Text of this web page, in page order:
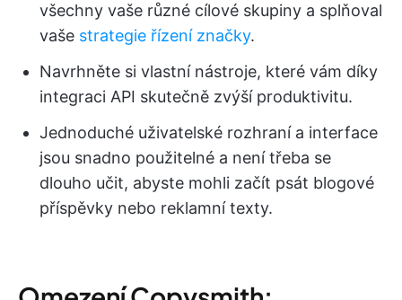
všechny vaše různé cílové skupiny a splňoval
vaše strategie řízení značky.
Navrhněte si vlastní nástroje, které vám díky
integraci API skutečně zvýší produktivitu.
Jednoduché uživatelské rozhraní a interface
jsou snadno použitelné a není třeba se
dlouho učit, abyste mohli začít psát blogové
příspěvky nebo reklamní texty.